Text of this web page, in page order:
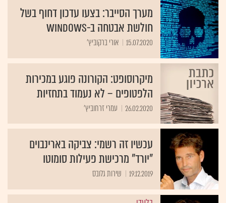
מערך הסייבר: בצעו עדכון דחוף בשל
חולשת אבטחה ב-Windows
15.07.2020 אורי ברקוביץ'
מיקרוסופט: הקורונה פוגע במכירות
הלפטופים – לא נעמוד בתחזיות
26.02.2020 עמרי זרחוביץ'
עכשיו זה רשמי: צביקה בארינבוים
"יורד" מרכישת פעילות סומוטו
19.12.2019 שירות גלובס